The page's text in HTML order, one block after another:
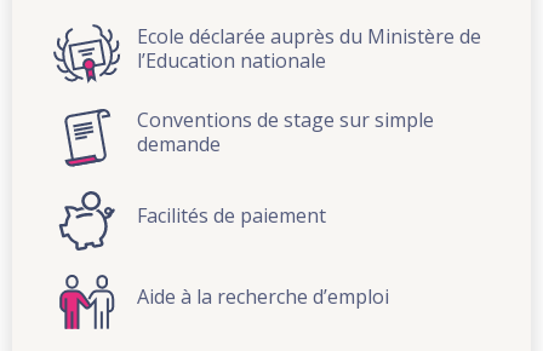
Ecole déclarée auprès du Ministère de
l’Education nationale
Conventions de stage sur simple
demande
Facilités de paiement
Aide à la recherche d’emploi